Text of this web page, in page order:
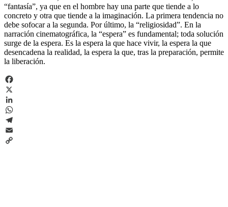
“fantasía”, ya que en el hombre hay una parte que tiende a lo
concreto y otra que tiende a la imaginación. La primera tendencia no
debe sofocar a la segunda. Por último, la “religiosidad”. En la
narración cinematográfica, la “espera” es fundamental; toda solución
surge de la espera. Es la espera la que hace vivir, la espera la que
desencadena la realidad, la espera la que, tras la preparación, permite
la liberación.
Facebook
X
LinkedIn
WhatsApp
Telegram
Email